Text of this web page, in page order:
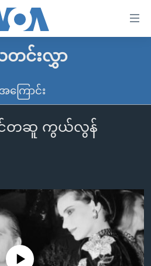
က်များ
င်းလွှာ
အကြောင်း
င်တဆူ ကွယ်လွန်
currently available